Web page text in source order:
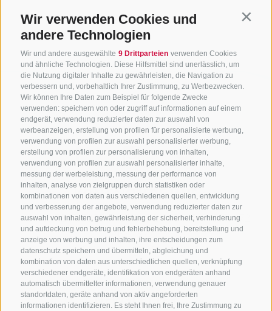
Wir verwenden Cookies und
andere Technologien
Wir und andere ausgewählte 9 Drittparteien verwenden Cookies
und ähnliche Technologien. Diese Hilfsmittel sind unerlässlich, um
die Nutzung digitaler Inhalte zu gewährleisten, die Navigation zu
verbessern und, vorbehaltlich Ihrer Zustimmung, zu Werbezwecken.
Wir können Ihre Daten zum Beispiel für folgende Zwecke
verwenden: speichern von oder zugriff auf informationen auf einem
endgerät, verwendung reduzierter daten zur auswahl von
werbeanzeigen, erstellung von profilen für personalisierte werbung,
verwendung von profilen zur auswahl personalisierter werbung,
erstellung von profilen zur personalisierung von inhalten,
verwendung von profilen zur auswahl personalisierter inhalte,
messung der werbeleistung, messung der performance von
inhalten, analyse von zielgruppen durch statistiken oder
kombinationen von daten aus verschiedenen quellen, entwicklung
und verbesserung der angebote, verwendung reduzierter daten zur
auswahl von inhalten, gewährleistung der sicherheit, verhinderung
und aufdeckung von betrug und fehlerbehebung, bereitstellung und
anzeige von werbung und inhalten, ihre entscheidungen zum
datenschutz speichern und übermitteln, abgleichung und
kombination von daten aus unterschiedlichen quellen, verknüpfung
verschiedener endgeräte, identifikation von endgeräten anhand
automatisch übermittelter informationen, verwendung genauer
standortdaten, geräte anhand von aktiv angeforderten
informationen identifizieren. Es steht Ihnen frei, Ihre Zustimmung zu
Zurück zur Übersicht
KONTAKTIERE UNS
+39 0472 765325/+39 0472 760608/+39 0472
632372
info@sterzing-ratschings.it
NEWSLETTER